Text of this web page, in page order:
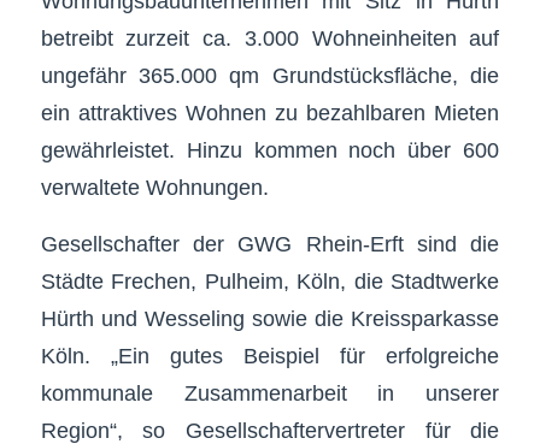
betreibt zurzeit ca. 3.000 Wohneinheiten auf
ungefähr 365.000 qm Grundstücksfläche, die
ein attraktives Wohnen zu bezahlbaren Mieten
gewährleistet. Hinzu kommen noch über 600
verwaltete Wohnungen.
Gesellschafter der GWG Rhein-Erft sind die
Städte Frechen, Pulheim, Köln, die Stadtwerke
Hürth und Wesseling sowie die Kreissparkasse
Köln. „Ein gutes Beispiel für erfolgreiche
kommunale Zusammenarbeit in unserer
Region“, so Gesellschaftervertreter für die